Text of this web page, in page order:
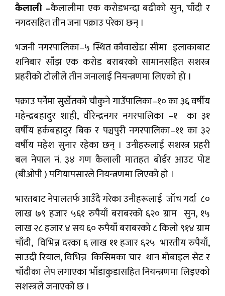
कैलाली –कैलालीमा एक करोडभन्दा बढीको सुन, चाँदी र
नगदसहित तीन जना पक्राउ परेका छन् ।
भजनी नगरपालिका–५ स्थित कौवाखेडा सीमा इलाकाबाट
शनिबार साँझ एक करोड बराबरको सामानसहित सशस्त्र
प्रहरीको टोलीले तीन जनालाई नियन्त्रणमा लिएको हो ।
पक्राउ पर्नेमा सुर्खेतको चौकुने गाउँपालिका–१० का ३६ वर्षीय
महेन्द्रबहादुर शाही, वीरेन्द्रनगर नगरपालिका –१ का ३१
वर्षीय हर्कबहादुर बिक र पञ्चपुरी नगरपालिका–११ का ३२
वर्षीय महेश सुनार रहेका छन् । उनीहरुलाई सशस्त्र प्रहरी
बल नेपाल नं. ३४ गण कैलाली मातहत बोर्डर आउट पोष्ट
(बीओपी ) पगियापसारले नियन्त्रणमा लिएको हो ।
भारतबाट नेपालतर्फ आउँदै गरेका उनीहरूलाई जाँच गर्दा ८०
लाख ७९ हजार ५६१ रुपैयाँ बराबरको ६२० ग्राम सुन, १५
लाख २८ हजार ४ सय ६० रुपैयाँ बराबरको ८ किलो ९१४ ग्राम
चाँदी, विभिन्न दरका ६ लाख ११ हजार ६२५ भारतीय रुपैयाँ,
साउदी रियाल, विभिन्न किसिमका चार थान मोबाइल सेट र
चाँदीका लेप लगाएका भाँडाकुडासहित नियन्त्रणमा लिइएको
सशस्त्रले जनाएको छ ।